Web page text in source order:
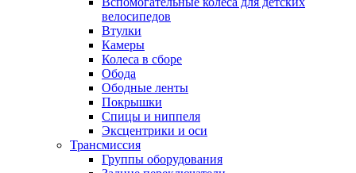
велосипедов
Втулки
Камеры
Колеса в сборе
Обода
Ободные ленты
Покрышки
Спицы и ниппеля
Эксцентрики и оси
Трансмиссия
Группы оборудования